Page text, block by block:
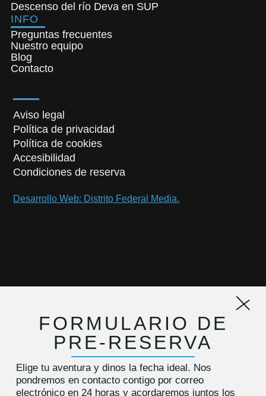
Descenso del río Deva en SUP
INFO
Preguntas frecuentes
Nuestro equipo
Blog
Contacto
Desarrollo Web: Distrito Federal Media.
Aviso legal
Política de privacidad
Política de cookies
Accesibilidad
Condiciones de reserva
FORMULARIO DE
PRE-RESERVA
Elige tu aventura y dinos la fecha ideal. Nos
pondremos en contacto contigo por correo
electrónico en 24 horas y acordaremos juntos los